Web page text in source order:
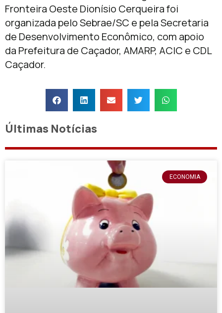
Fronteira Oeste Dionísio Cerqueira foi
organizada pelo Sebrae/SC e pela Secretaria
de Desenvolvimento Econômico, com apoio
da Prefeitura de Caçador, AMARP, ACIC e CDL
Caçador.
Últimas Notícias
ECONOMIA